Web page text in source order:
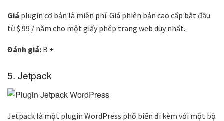
Giá plugin cơ bản là miễn phí. Giá phiên bản cao cấp bắt đầu
từ $ 99 / năm cho một giấy phép trang web duy nhất.
Đánh giá: B +
5. Jetpack
Jetpack là một plugin WordPress phổ biến đi kèm với một bộ